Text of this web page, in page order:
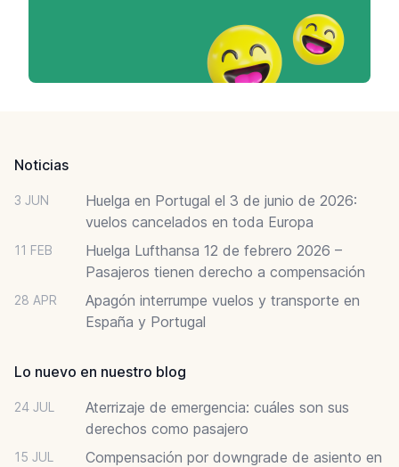
Noticias
3 JUN
Huelga en Portugal el 3 de junio de 2026:
vuelos cancelados en toda Europa
11 FEB
Huelga Lufthansa 12 de febrero 2026 –
Pasajeros tienen derecho a compensación
28 APR
Apagón interrumpe vuelos y transporte en
España y Portugal
Lo nuevo en nuestro blog
24 JUL
Aterrizaje de emergencia: cuáles son sus
derechos como pasajero
15 JUL
Compensación por downgrade de asiento en